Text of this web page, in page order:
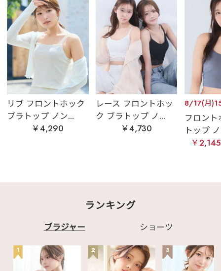
リブ フロントホック
ブラトップ ノン...
￥4,290
レース フロントホッ
ク ブラトップ ノ...
￥4,730
8/17(月
フロン
トップ
￥
ランキング
ブラジャー ショーツ
1 2 3